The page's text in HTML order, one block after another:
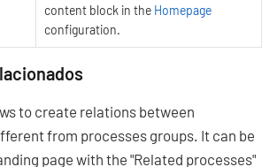
content block in the Homepage
configuration.
to create relations between
from processes groups. It can be
page with the "Related processes"